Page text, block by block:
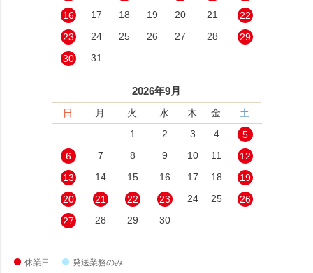
16
17 18 19 20 21
22
23
24 25 26 27 28
29
30
31
2026年9月
日 月 火 水 木 金
土
1
2 3 4
5
6
7 8 9 10 11
12
13
14 15 16 17 18
19
20
21 22 23 24 25
26
27
28 29 30
休業日 発送業務のみ